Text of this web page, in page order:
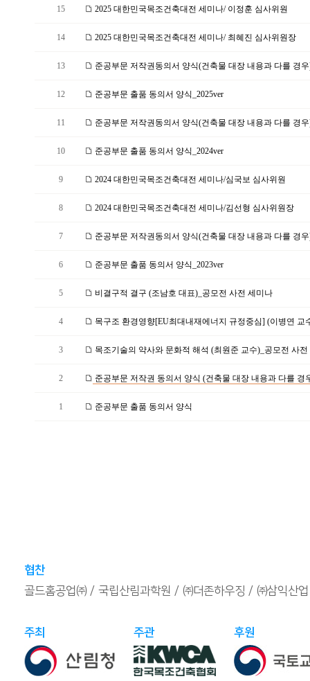
15 2025 대한민국목조건축대전 세미나/ 이정훈 심사위원
14 2025 대한민국목조건축대전 세미나/ 최혜진 심사위원장
13 준공부문 저작권동의서 양식(건축물 대장 내용과 다를 경우
12 준공부문 출품 동의서 양식_2025ver
11 준공부문 저작권동의서 양식(건축물 대장 내용과 다를 경우
10 준공부문 출품 동의서 양식_2024ver
9 2024 대한민국목조건축대전 세미나/심국보 심사위원
8 2024 대한민국목조건축대전 세미나/김선형 심사위원장
7 준공부문 저작권동의서 양식(건축물 대장 내용과 다를 경우
6 준공부문 출품 동의서 양식_2023ver
5 비결구적 결구 (조남호 대표)_공모전 사전 세미나
4 목구조 환경영향[EU최대내재에너지 규정중심] (이병연 교
3 목조기술의 약사와 문화적 해석 (최원준 교수)_공모전 사전
2 준공부문 저작권 동의서 양식 (건축물 대장 내용과 다를 경
1 준공부문 출품 동의서 양식
협찬
골드홈공업㈜
국립산림과학원 ㈜더존하우징 ㈜삼익산업
주최 주관 후원